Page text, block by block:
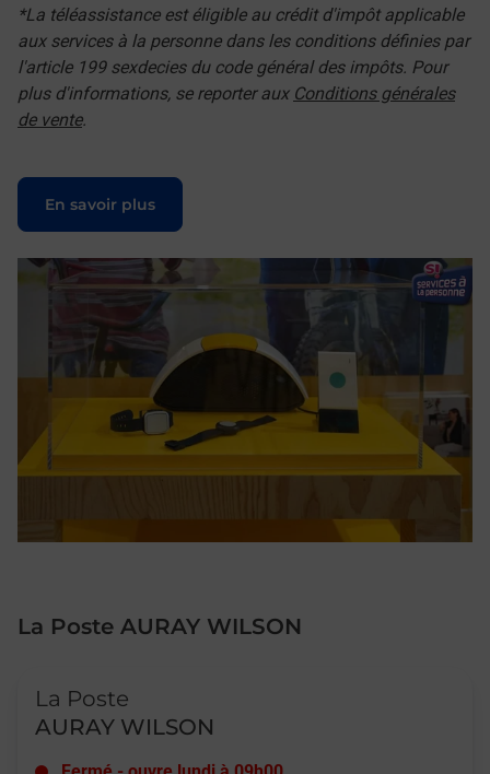
*La téléassistance est éligible au crédit d'impôt applicable
aux services à la personne dans les conditions définies par
l'article 199 sexdecies du code général des impôts. Pour
plus d'informations, se reporter aux Conditions générales
de vente.
En savoir plus
Le lien s'ouvre dans un nouvel onglet
La Poste AURAY WILSON
La Poste
AURAY WILSON